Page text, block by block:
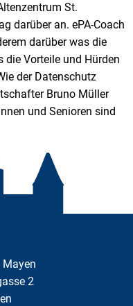
St.
darüber an. ePA-Coach
darüber was die
die Vorteile und Hürden
der Datenschutz
Bruno Müller
und Senioren sind
2